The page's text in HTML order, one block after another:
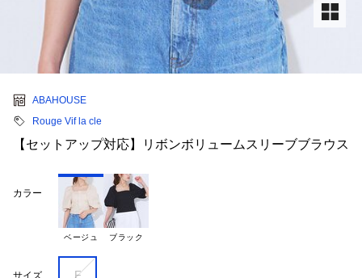
ABAHOUSE
Rouge Vif la cle
【セットアップ対応】リボンボリュームスリーブブラウス
カラー
ベージュ ブラック
サイズ F